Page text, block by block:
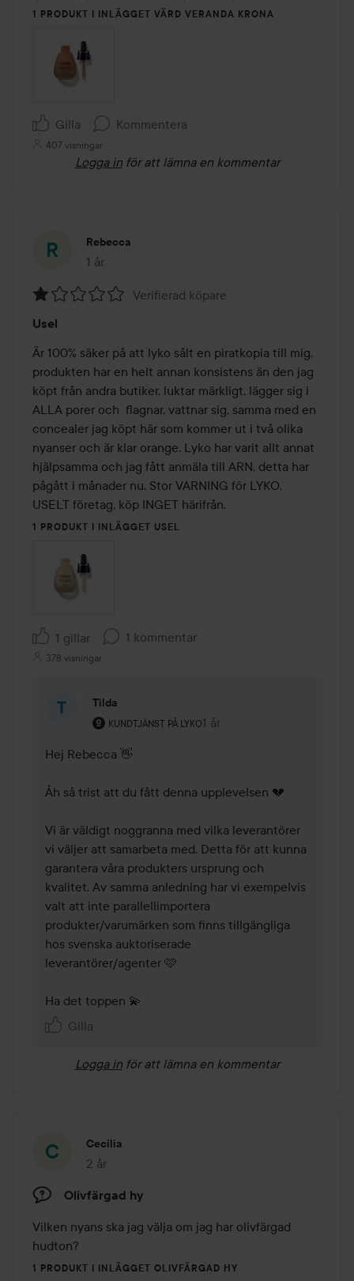
1 PRODUKT I INLÄGGET VÄRD VERANDA KRONA
Gilla Kommentera
407 visningar
Logga in för att lämna en kommentar
Rebecca
1 år
Inlägget skapades 1 år
1
av
5
Verifierad köpare
Usel
Är 100% säker på att lyko sålt en piratkopia till mig,
produkten har en helt annan konsistens än den jag
köpt från andra butiker, luktar märkligt, lägger sig i
ALLA porer och  flagnar, vattnar sig, samma med en
concealer jag köpt här som kommer ut i två olika
nyanser och är klar orange. Lyko har varit allt annat
hjälpsamma och jag fått anmäla till ARN, detta har
pågått i månader nu. Stor VARNING för LYKO,
USELT företag, köp INGET härifrån.
1 PRODUKT I INLÄGGET USEL
1 gillar 1 kommentar
378 visningar
Tilda
KUNDTJÄNST PÅ LYKO
Användarens roll: Kundtjänst på Lyko.
1 år
Kommentaren lades 1 år
Hej Rebecca 👋
Åh så trist att du fått denna upplevelsen 💔
Vi är väldigt noggranna med vilka leverantörer
vi väljer att samarbeta med. Detta för att kunna
garantera våra produkters ursprung och
kvalitet. Av samma anledning har vi exempelvis
valt att inte parallellimportera
produkter/varumärken som finns tillgängliga
hos svenska auktoriserade
leverantörer/agenter 🩷
Ha det toppen 💫
Gilla
Logga in för att lämna en kommentar
Cecilia
2 år
Inlägget skapades 2 år
Olivfärgad hy
Vilken nyans ska jag välja om jag har olivfärgad
hudton?
1 PRODUKT I INLÄGGET OLIVFÄRGAD HY